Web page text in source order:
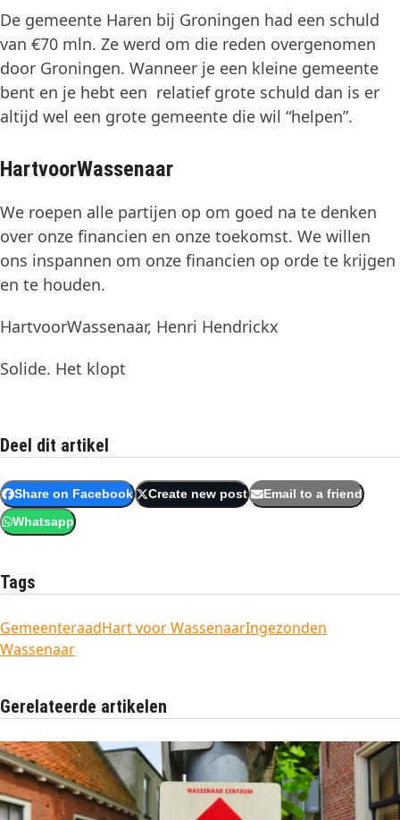
De gemeente Haren bij Groningen had een schuld
van €70 mln. Ze werd om die reden overgenomen
door Groningen. Wanneer je een kleine gemeente
bent en je hebt een relatief grote schuld dan is er
altijd wel een grote gemeente die wil “helpen”.
HartvoorWassenaar
We roepen alle partijen op om goed na te denken
over onze financien en onze toekomst. We willen
ons inspannen om onze financien op orde te krijgen
en te houden.
HartvoorWassenaar, Henri Hendrickx
Solide. Het klopt
Deel dit artikel
Share on Facebook Create new post Email to a friend
Whatsapp
Tags
GemeenteraadHart voor WassenaarIngezonden
Wassenaar
Gerelateerde artikelen